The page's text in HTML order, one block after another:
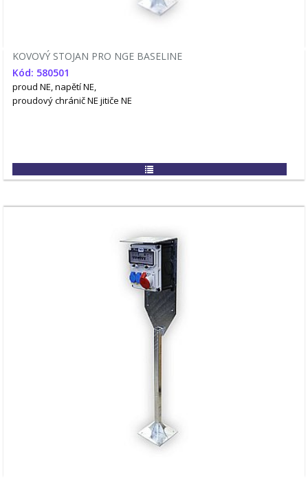
KOVOVÝ STOJAN PRO NGE BASELINE
Kód: 580501
proud NE, napětí NE,
proudový chránič NE jitiče NE